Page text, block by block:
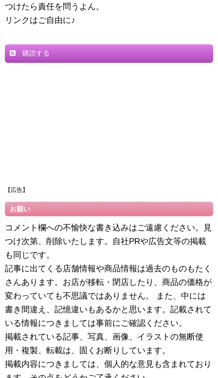
つけたら責任を問うよん。
リンクはご自由に♪
購読する
【広告】
お願い
コメント欄への不愉快な書き込みはご遠慮ください。見
つけ次第、削除いたします。自社PRや広告文等の掲載
も同じです。
記事に出てくる店舗情報や商品情報は過去のものもたく
さんあります。お店が移転・閉店したり、商品の価格が
変わっていても不思議ではありません。 また、中には
書き間違え、記憶違いもあるかと思います。記載されて
いる情報につきましては事前にご確認ください。
掲載されている記事、写真、画像、イラストの無断使
用・複製、転載は、固くお断りしています。
掲載内容につきましては、個人的な意見も含まれており